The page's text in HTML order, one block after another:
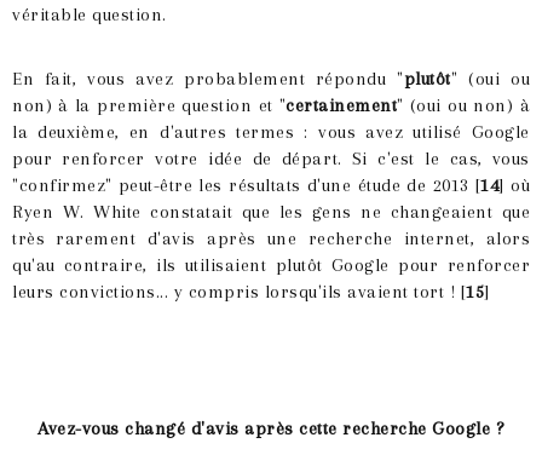
véritable question.
En fait, vous avez probablement répondu "plutôt" (oui ou
non) à la première question et "certainement" (oui ou non) à
la deuxième, en d'autres termes : vous avez utilisé Google
pour renforcer votre idée de départ. Si c'est le cas, vous
"confirmez" peut-être les résultats d'une étude de 2013 [14] où
Ryen W. White constatait que les gens ne changeaient que
très rarement d'avis après une recherche internet, alors
qu'au contraire, ils utilisaient plutôt Google pour renforcer
leurs convictions... y compris lorsqu'ils avaient tort ! [15]
Avez-vous changé d'avis après cette recherche Google ?